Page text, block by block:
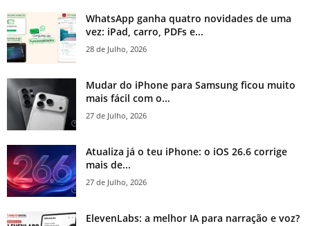
WhatsApp ganha quatro novidades de uma
vez: iPad, carro, PDFs e...
28 de Julho, 2026
Mudar do iPhone para Samsung ficou muito
mais fácil com o...
27 de Julho, 2026
Atualiza já o teu iPhone: o iOS 26.6 corrige
mais de...
27 de Julho, 2026
ElevenLabs: a melhor IA para narração e voz?